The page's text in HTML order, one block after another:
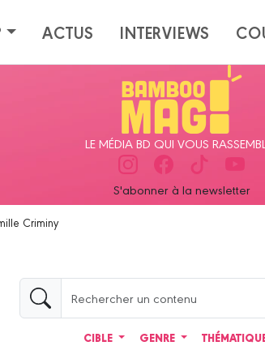
ACTUS INTERVIEWS
LE MÉDIA BD QUI VOUS
S'abonner à la newsletter
Criminy
CIBLE GENRE